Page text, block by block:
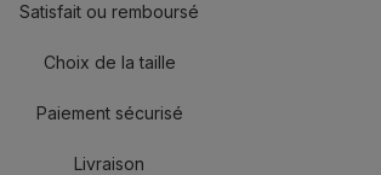
Satisfait ou remboursé
Choix de la taille
Paiement sécurisé
Livraison